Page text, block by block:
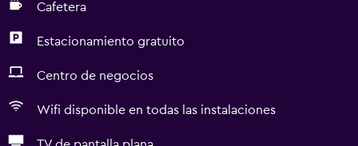
Cafetera
Estacionamiento gratuito
Centro de negocios
Wifi disponible en todas las instalaciones